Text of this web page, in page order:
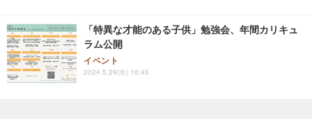
「特異な才能のある子供」勉強会、年間カリキュ
ラム公開
イベント
2024.5.29(水) 16:45